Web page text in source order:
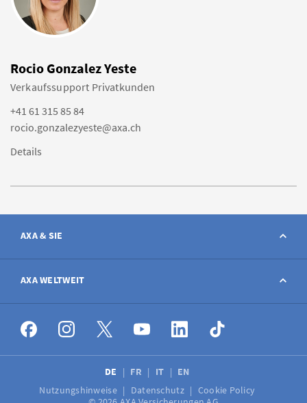
Rocio Gonzalez Yeste
Verkaufssupport Privatkunden
+41 61 315 85 84
rocio.gonzalezyeste@axa.ch
Details
AXA & SIE
Kontakt
Schaden melden
Stellenangebote
Medien
AXA WELTWEIT
AXA weltweit
DE FR IT
EN
Nutzungshinweise
Datenschutz
Cookie Policy